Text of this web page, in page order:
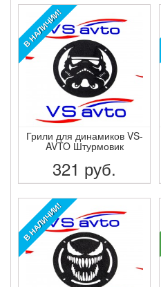
ПОДРОБНЕЕ
В НАЛИЧИИ!
Грили для динамиков VS-
AVTO Штурмовик
321 руб.
ПОДРОБНЕЕ
В НАЛИЧИИ!